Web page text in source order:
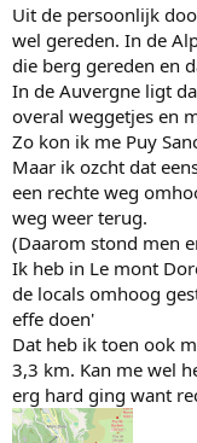
Uit de persoonlijk
wel gereden. In de
die berg gereden en
In de Auvergne ligt
overal weggetjes en
Zo kon ik me Puy
Maar ik ozcht dat
een rechte weg
weg weer terug.
(Daarom stond men
Ik heb in Le mont
de locals omhoog
effe doen'
Dat heb ik toen ook
3,3 km. Kan me wel
erg hard ging want